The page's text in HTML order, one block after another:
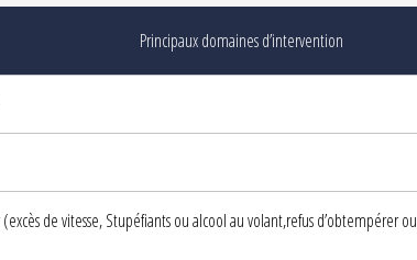
Principaux domaines d’intervention
de vitesse, Stupéfiants ou alcool au volant,refus d’obtempérer